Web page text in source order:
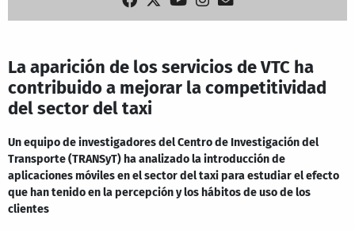
La aparición de los servicios de VTC ha
contribuido a mejorar la competitividad
del sector del taxi
Un equipo de investigadores del Centro de Investigación del
Transporte (TRANSyT) ha analizado la introducción de
aplicaciones móviles en el sector del taxi para estudiar el efecto
que han tenido en la percepción y los hábitos de uso de los
clientes